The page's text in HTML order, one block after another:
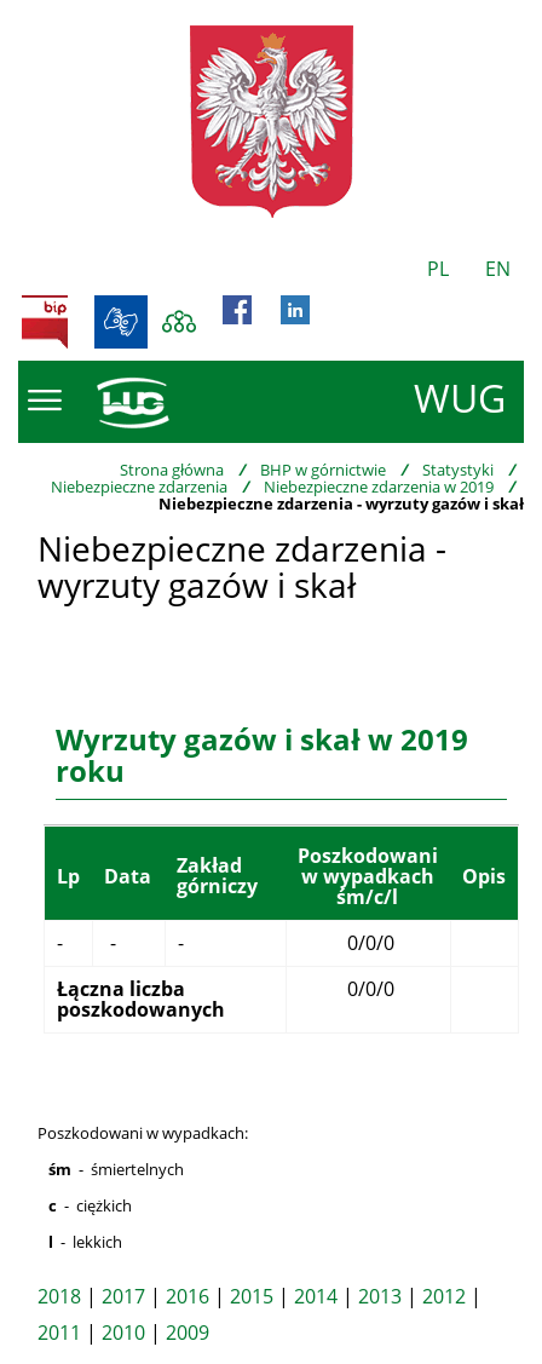
PL EN
WUG
BIP
Strona główna / BHP w górnictwie / Statystyki /
Niebezpieczne zdarzenia / Niebezpieczne zdarzenia w 2019 /
Niebezpieczne zdarzenia - wyrzuty gazów i skał
Niebezpieczne zdarzenia -
wyrzuty gazów i skał
Wyrzuty gazów i skał w 2019
roku
Lp Data Zakład
górniczy
Poszkodowani
w wypadkach
śm/c/l
Opis
- - -
0/0/0
Łączna liczba
poszkodowanych
0/0/0
Poszkodowani w wypadkach:
śm - śmiertelnych
c - ciężkich
l - lekkich
2018 | 2017 | 2016 | 2015 | 2014 | 2013 | 2012 |
2011 | 2010 | 2009